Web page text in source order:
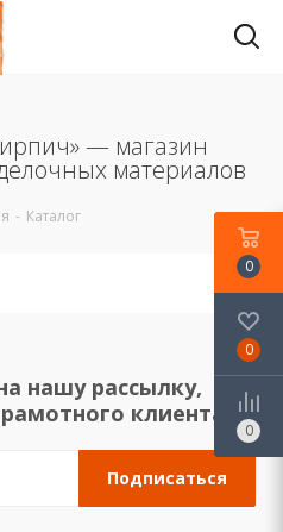
— магазин
материалов
- Каталог
нашу рассылку,
клиента!
0
0
0